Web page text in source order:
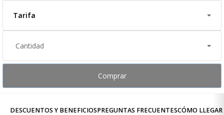
Tarifa
Cantidad
Comprar
DESCUENTOS Y BENEFICIOSPREGUNTAS FRECUENTESCÓMO LLEGAR